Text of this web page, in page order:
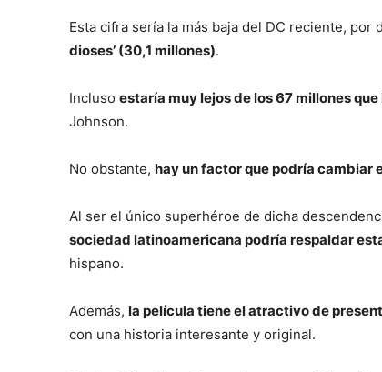
Esta cifra sería la más baja del DC reciente, por
dioses’ (30,1 millones).
Incluso estaría muy lejos de los 67 millones que
Johnson.
No obstante, hay un factor que podría cambiar
Al ser el único superhéroe de dicha
sociedad latinoamericana podría respaldar
hispano.
Además, la película tiene el atractivo de
con una historia interesante y original.